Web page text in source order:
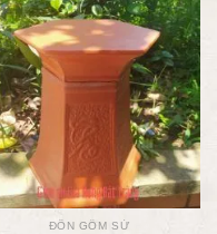
ĐÔN GỐM SỨ